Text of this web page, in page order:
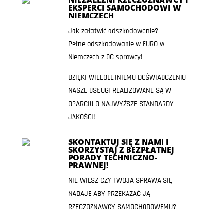
EKSPERCI SAMOCHODOWI W
NIEMCZECH
Jak załatwić odszkodowanie?
Pełne odszkodowanie w EURO w
Niemczech z OC sprawcy!
DZIĘKI WIELOLETNIEMU DOŚWIADCZENIU
NASZE USŁUGI REALIZOWANE SĄ W
OPARCIU O NAJWYŻSZE STANDARDY
JAKOŚCI!
SKONTAKTUJ SIĘ Z NAMI I
SKORZYSTAJ Z BEZPŁATNEJ
PORADY TECHNICZNO-
PRAWNEJ!
NIE WIESZ CZY TWOJA SPRAWA SIĘ
NADAJE ABY PRZEKAZAĆ JĄ
RZECZOZNAWCY SAMOCHODOWEMU?